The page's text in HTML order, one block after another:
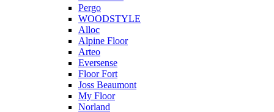
Pergo
WOODSTYLE
Alloc
Alpine Floor
Arteo
Eversense
Floor Fort
Joss Beaumont
My Floor
Norland